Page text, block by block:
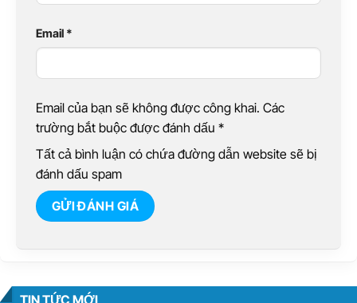
Email *
Email của bạn sẽ không được công khai. Các
trường bắt buộc được đánh dấu *
Tất cả bình luận có chứa đường dẫn website sẽ bị
đánh dấu spam
TIN TỨC MỚI